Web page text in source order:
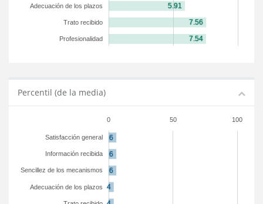
Adecuación de los plazos
Trato recibido
Profesionalidad
Percentil (de la media)
0 50 100
Satisfacción general
Información recibida
Sencillez de los mecanismos
Adecuación de los plazos